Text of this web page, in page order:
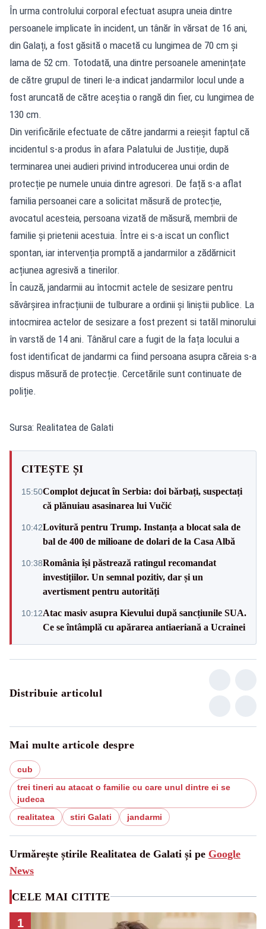
În urma controlului corporal efectuat asupra uneia dintre
persoanele implicate în incident, un tânăr în vărsat de 16 ani,
din Galați, a fost găsită o macetă cu lungimea de 70 cm și
lama de 52 cm. Totodată, una dintre persoanele amenințate
de către grupul de tineri le-a indicat jandarmilor locul unde a
fost aruncată de către aceștia o rangă din fier, cu lungimea de
130 cm.
Din verificările efectuate de către jandarmi a reieșit faptul că
incidentul s-a produs în afara Palatului de Justiție, după
terminarea unei audieri privind introducerea unui ordin de
protecție pe numele unuia dintre agresori. De față s-a aflat
familia persoanei care a solicitat măsură de protecție,
avocatul acesteia, persoana vizată de măsură, membrii de
familie și prietenii acestuia. Între ei s-a iscat un conflict
spontan, iar intervenția promptă a jandarmilor a zădărnicit
acțiunea agresivă a tinerilor.
În cauză, jandarmii au întocmit actele de sesizare pentru
săvârșirea infracțiunii de tulburare a ordinii și liniștii publice. La
intocmirea actelor de sesizare a fost prezent si tatăl minorului
în varstă de 14 ani. Tânărul care a fugit de la fața locului a
fost identificat de jandarmi ca fiind persoana asupra căreia s-a
dispus măsură de protecție. Cercetările sunt continuate de
poliție.
Sursa: Realitatea de Galati
CITEȘTE ȘI
15:50Complot dejucat în Serbia: doi bărbați, suspectați
că plănuiau asasinarea lui Vučić
10:42Lovitură pentru Trump. Instanța a blocat sala de
bal de 400 de milioane de dolari de la Casa Albă
10:38România își păstrează ratingul recomandat
investițiilor. Un semnal pozitiv, dar și un
avertisment pentru autorități
10:12Atac masiv asupra Kievului după sancțiunile SUA.
Ce se întâmplă cu apărarea antiaeriană a Ucrainei
Distribuie articolul
Mai multe articole despre
cub
trei tineri au atacat o familie cu care unul dintre ei se
judeca
realitatea
stiri Galati jandarmi
Urmărește știrile Realitatea de Galati și pe Google
News
CELE MAI CITITE
1